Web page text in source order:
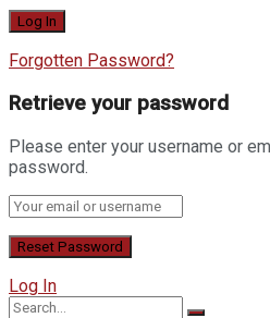
Forgotten Password?
Retrieve your password
Please enter your username or
password.
Log In